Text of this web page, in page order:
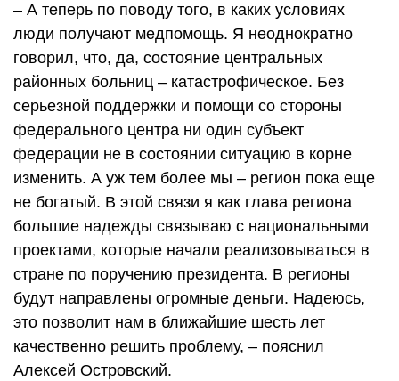
– А теперь по поводу того, в каких условиях
люди получают медпомощь. Я неоднократно
говорил, что, да, состояние центральных
районных больниц – катастрофическое. Без
серьезной поддержки и помощи со стороны
федерального центра ни один субъект
федерации не в состоянии ситуацию в корне
изменить. А уж тем более мы – регион пока еще
не богатый. В этой связи я как глава региона
большие надежды связываю с национальными
проектами, которые начали реализовываться в
стране по поручению президента. В регионы
будут направлены огромные деньги. Надеюсь,
это позволит нам в ближайшие шесть лет
качественно решить проблему, – пояснил
Алексей Островский.